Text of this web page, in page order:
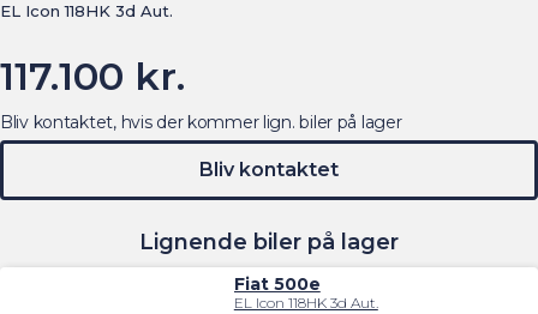
EL Icon 118HK 3d Aut.
117.100 kr.
Lignende biler på lager
Fiat 500e
EL Icon 118HK 3d Aut.
Bliv kontaktet, hvis der kommer lign. biler på lager
Bliv kontaktet